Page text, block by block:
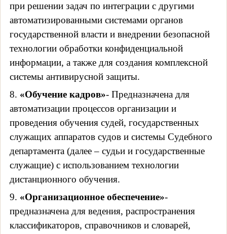
при решении задач по интеграции с другими
автоматизированными системами органов
государственной власти и внедрении безопасной
технологии обработки конфиденциальной
информации, а также для создания комплексной
системы антивирусной защиты.
8. «Обучение кадров»- Предназначена для
автоматизации процессов организации и
проведения обучения судей, государственных
служащих аппаратов судов и системы Судебного
департамента (далее – судьи и государственные
служащие) с использованием технологии
дистанционного обучения.
9. «Организационное обеспечение»-
предназначена для ведения, распространения
классификаторов, справочников и словарей,